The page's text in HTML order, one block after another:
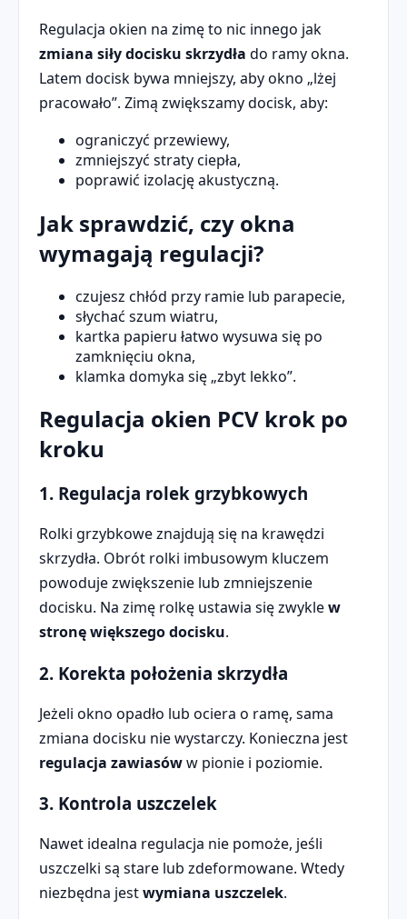
Regulacja okien na zimę to nic innego jak
zmiana siły docisku skrzydła do ramy okna.
Latem docisk bywa mniejszy, aby okno „lżej
pracowało”. Zimą zwiększamy docisk, aby:
ograniczyć przewiewy,
zmniejszyć straty ciepła,
poprawić izolację akustyczną.
Jak sprawdzić, czy okna
wymagają regulacji?
czujesz chłód przy ramie lub parapecie,
słychać szum wiatru,
kartka papieru łatwo wysuwa się po
zamknięciu okna,
klamka domyka się „zbyt lekko”.
Regulacja okien PCV krok po
kroku
1. Regulacja rolek grzybkowych
Rolki grzybkowe znajdują się na krawędzi
skrzydła. Obrót rolki imbusowym kluczem
powoduje zwiększenie lub zmniejszenie
docisku. Na zimę rolkę ustawia się zwyklew
stronę większego docisku.
2. Korekta położenia skrzydła
Jeżeli okno opadło lub ociera o ramę, sama
zmiana docisku nie wystarczy. Konieczna jest
regulacja zawiasóww pionie i poziomie.
3. Kontrola uszczelek
Nawet idealna regulacja nie pomoże, jeśli
uszczelki są stare lub zdeformowane. Wtedy
niezbędna jestwymiana uszczelek.